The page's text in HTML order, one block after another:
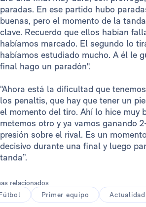
paradas. En ese partido hubo
buenas, pero el momento de la
clave. Recuerdo que ellos habían
habíamos marcado. El segundo lo
habíamos estudiado mucho. A él le
final hago un paradón".
"Ahora está la dificultad que
los penaltis, que hay que tener un
el momento del tiro. Ahí lo hice muy
metemos otro y ya vamos ganando
presión sobre el rival. Es un
decisivo durante una final y luego
tanda”.
relacionados
Primer equipo Actualidad